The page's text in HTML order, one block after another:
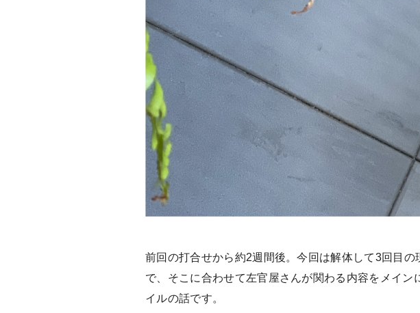
前回の打合せから約2週間後。今回は解体して3回目
で、そこに合わせて左官屋さんが関わる内容をメイ
イルの話です。